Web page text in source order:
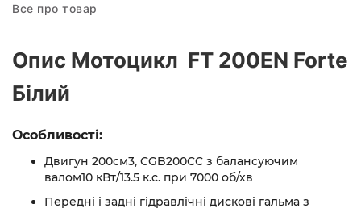
Все про товар
Опис Мотоцикл FT 200EN Forte
Білий
Особливості:
Двигун 200см3, CGB200CC з балансуючим
валом10 кВт/13.5 к.с. при 7000 об/хв
Передні і задні гідравлічні дискові гальма з